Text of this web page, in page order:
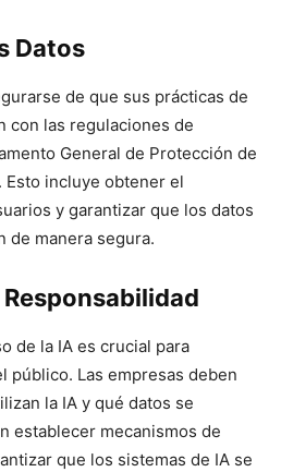
Datos
de que sus prácticas de
con las regulaciones de
General de Protección de
Esto incluye obtener el
y garantizar que los datos
de manera segura.
de la IA es crucial para
público. Las empresas deben
la IA y qué datos se
establecer mecanismos de
que los sistemas de IA se